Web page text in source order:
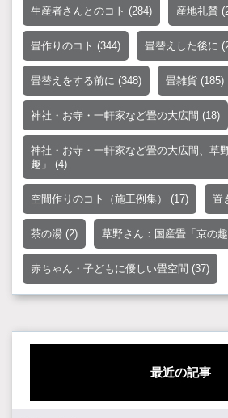
生産者さんとのコト (284) 産地礼賛
畳作りのコト (344) 畳替えした後に
畳替えをする前に (348) 畳雑貨 (185)
神社・お寺・一軒家など畳の大広間 (18)
神社・お寺・一軒家など畳の大広間、草
趣」
(4)
空間作りのコト（施工例集） (17) 置
茶の湯 (2) 草野さん：国産畳「京の趣
赤ちゃん・子どもに優しい畳空間 (37)
最近の記事